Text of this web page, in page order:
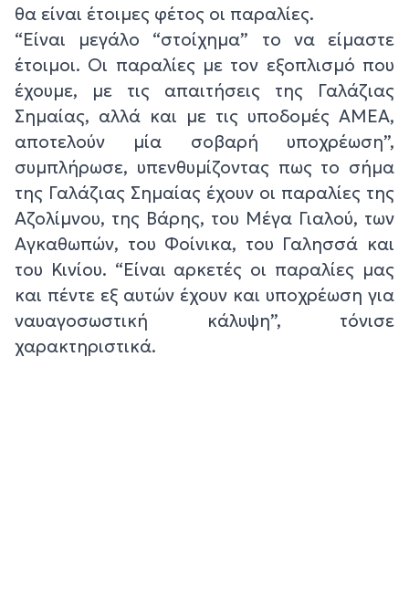
θα είναι έτοιμες φέτος οι παραλίες.
“Είναι μεγάλο “στοίχημα” το να είμαστε
έτοιμοι. Οι παραλίες με τον εξοπλισμό που
έχουμε, με τις απαιτήσεις της Γαλάζιας
Σημαίας, αλλά και με τις υποδομές ΑΜΕΑ,
αποτελούν μία σοβαρή υποχρέωση”,
συμπλήρωσε, υπενθυμίζοντας πως το σήμα
της Γαλάζιας Σημαίας έχουν οι παραλίες της
Αζολίμνου, της Βάρης, του Μέγα Γιαλού, των
Αγκαθωπών, του Φοίνικα, του Γαλησσά και
του Κινίου. “Είναι αρκετές οι παραλίες μας
και πέντε εξ αυτών έχουν και υποχρέωση για
ναυαγοσωστική κάλυψη”, τόνισε
χαρακτηριστικά.